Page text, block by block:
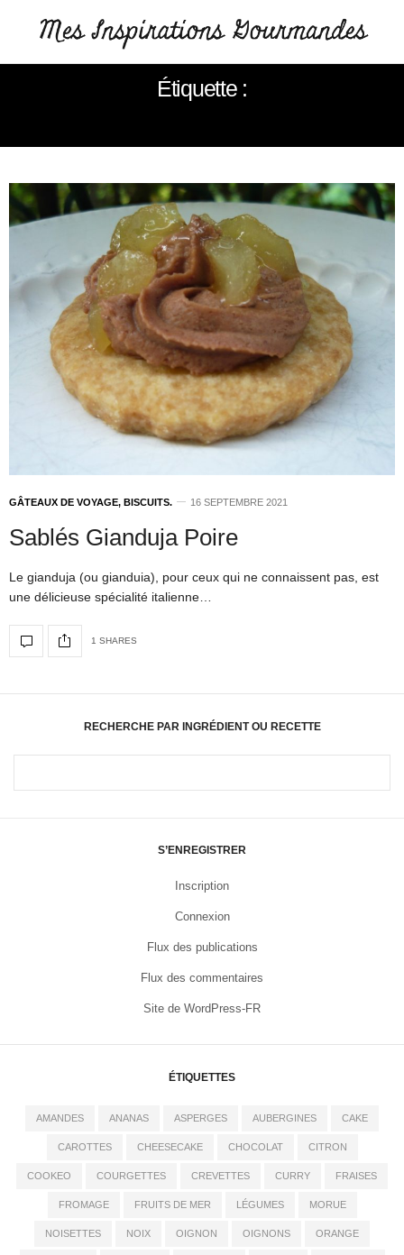
Étiquette :
GÂTEAUX DE VOYAGE, BISCUITS. 16 SEPTEMBRE 2021
Sablés Gianduja Poire
Le gianduja (ou gianduia), pour ceux qui ne connaissent pas, est
une délicieuse spécialité italienne…
1 SHARES
RECHERCHE PAR INGRÉDIENT OU RECETTE
S’ENREGISTRER
Inscription
Connexion
Flux des publications
Flux des commentaires
Site de WordPress-FR
ÉTIQUETTES
AMANDES ANANAS ASPERGES AUBERGINES CAKE
CAROTTES CHEESECAKE CHOCOLAT CITRON
COOKEO COURGETTES CREVETTES CURRY FRAISES
FROMAGE FRUITS DE MER LÉGUMES MORUE
NOISETTES NOIX OIGNON OIGNONS ORANGE